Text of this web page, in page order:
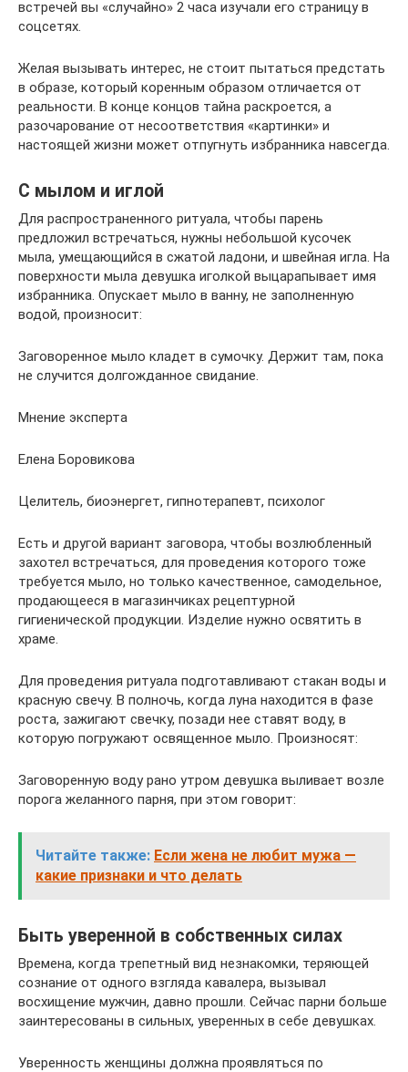
встречей вы «случайно» 2 часа изучали его страницу в
соцсетях.
Желая вызывать интерес, не стоит пытаться предстать
в образе, который коренным образом отличается от
реальности. В конце концов тайна раскроется, а
разочарование от несоответствия «картинки» и
настоящей жизни может отпугнуть избранника навсегда.
С мылом и иглой
Для распространенного ритуала, чтобы парень
предложил встречаться, нужны небольшой кусочек
мыла, умещающийся в сжатой ладони, и швейная игла. На
поверхности мыла девушка иголкой выцарапывает имя
избранника. Опускает мыло в ванну, не заполненную
водой, произносит:
Заговоренное мыло кладет в сумочку. Держит там, пока
не случится долгожданное свидание.
Мнение эксперта
Елена Боровикова
Целитель, биоэнергет, гипнотерапевт, психолог
Есть и другой вариант заговора, чтобы возлюбленный
захотел встречаться, для проведения которого тоже
требуется мыло, но только качественное, самодельное,
продающееся в магазинчиках рецептурной
гигиенической продукции. Изделие нужно освятить в
храме.
Для проведения ритуала подготавливают стакан воды и
красную свечу. В полночь, когда луна находится в фазе
роста, зажигают свечку, позади нее ставят воду, в
которую погружают освященное мыло. Произносят:
Заговоренную воду рано утром девушка выливает возле
порога желанного парня, при этом говорит:
Читайте также: Если жена не любит мужа —
какие признаки и что делать
Быть уверенной в собственных силах
Времена, когда трепетный вид незнакомки, теряющей
сознание от одного взгляда кавалера, вызывал
восхищение мужчин, давно прошли. Сейчас парни больше
заинтересованы в сильных, уверенных в себе девушках.
Уверенность женщины должна проявляться по